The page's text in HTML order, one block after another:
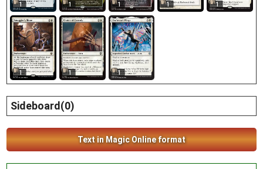
1 1 1 1 1
1 1 1
Sideboard(0)
Text in Magic Online format